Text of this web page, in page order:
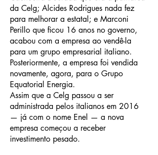
da Celg; Alcides Rodrigues nada fez
para melhorar a estatal; e Marconi
Perillo que ficou 16 anos no governo,
acabou com a empresa ao vendê-la
para um grupo empresarial italiano.
Posteriormente, a empresa foi vendida
novamente, agora, para o Grupo
Equatorial Energia.
Assim que a Celg passou a ser
administrada pelos italianos em 2016
— já com o nome Enel — a nova
empresa começou a receber
investimento pesado.